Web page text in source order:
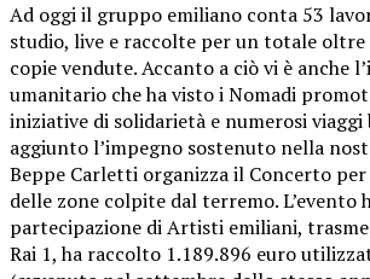
Ad oggi il gruppo emiliano conta 53
studio, live e raccolte per un totale oltre
copie vendute. Accanto a ciò vi è anche
umanitario che ha visto i Nomadi
iniziative di solidarietà e numerosi viaggi
aggiunto l’impegno sostenuto nella
Beppe Carletti organizza il Concerto per
delle zone colpite dal terremo. L’evento
partecipazione di Artisti emiliani,
Rai 1, ha raccolto 1.189.896 euro